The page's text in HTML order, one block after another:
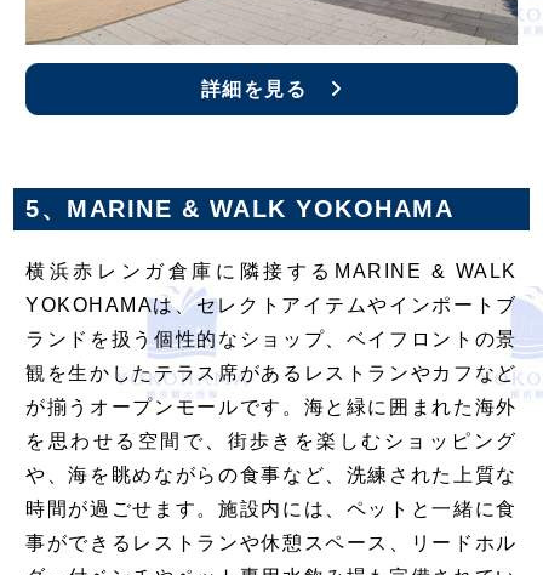
詳細を見る
5、MARINE & WALK YOKOHAMA
横浜赤レンガ倉庫に隣接するMARINE & WALK
YOKOHAMAは、セレクトアイテムやインポートブ
ランドを扱う個性的なショップ、ベイフロントの景
観を生かしたテラス席があるレストランやカフなど
が揃うオープンモールです。海と緑に囲まれた海外
を思わせる空間で、街歩きを楽しむショッピング
や、海を眺めながらの食事など、洗練された上質な
時間が過ごせます。施設内には、ペットと一緒に食
事ができるレストランや休憩スペース、リードホル